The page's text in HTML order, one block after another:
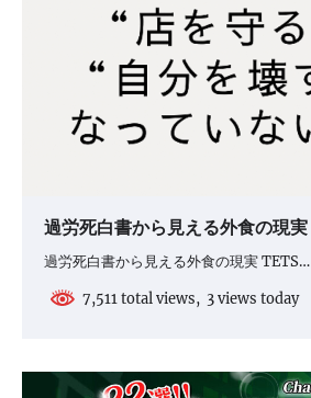
過労死白書から見える外食の現実
過労死白書から見える外食の現実 TETS…
7,511 total views, 3 views today